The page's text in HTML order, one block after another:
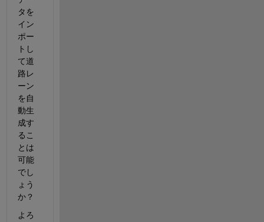
タを
イン
ポー
トし
て道
路レ
ーン
を自
動生
成す
るこ
とは
可能
でし
ょう
か？
よろ